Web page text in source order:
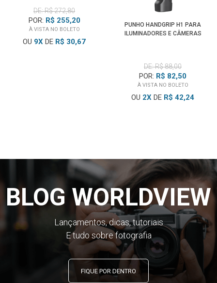
DE: R$ 272,80
POR: R$ 255,20
À VISTA NO BOLETO
OU 9X DE R$ 30,67
PUNHO HANDGRIP H1 PARA
ILUMINADORES E CÂMERAS
DE: R$ 88,00
POR: R$ 82,50
À VISTA NO BOLETO
OU 2X DE R$ 42,24
BLOG WORLDVIEW
Lançamentos, dicas, tutoriais
E tudo sobre fotografia
FIQUE POR DENTRO